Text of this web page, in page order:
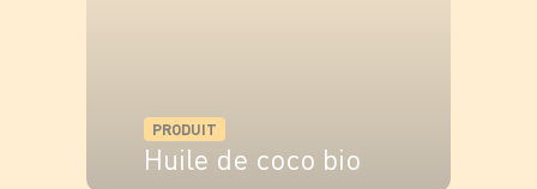
PRODUIT
Huile de coco bio